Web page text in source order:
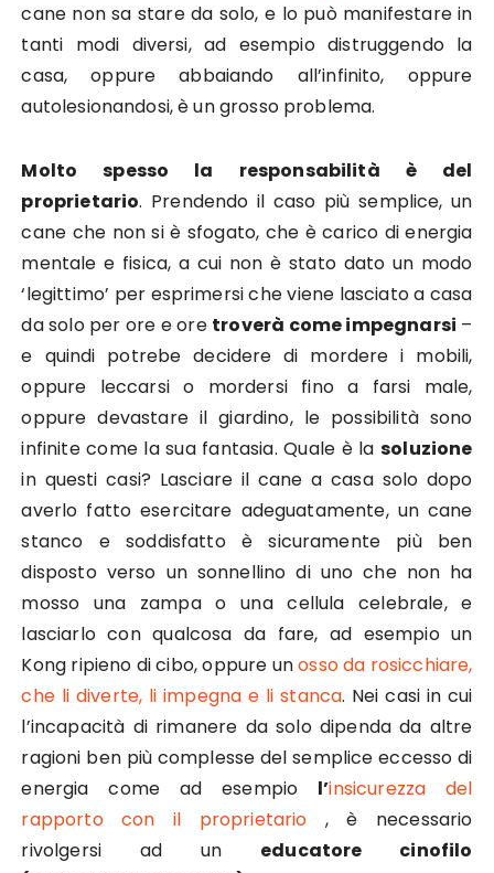
cane non sa stare da solo, e lo può manifestare in
tanti modi diversi, ad esempio distruggendo la
casa, oppure abbaiando all’infinito, oppure
autolesionandosi, è un grosso problema.
Molto spesso la responsabilità è del
proprietario. Prendendo il caso più semplice, un
cane che non si è sfogato, che è carico di energia
mentale e fisica, a cui non è stato dato un modo
‘legittimo’ per esprimersi che viene lasciato a casa
da solo per ore e ore troverà come impegnarsi –
e quindi potrebe decidere di mordere i mobili,
oppure leccarsi o mordersi fino a farsi male,
oppure devastare il giardino, le possibilità sono
infinite come la sua fantasia. Quale è lasoluzione
in questi casi? Lasciare il cane a casa solo dopo
averlo fatto esercitare adeguatamente, un cane
stanco e soddisfatto è sicuramente più ben
disposto verso un sonnellino di uno che non ha
mosso una zampa o una cellula celebrale, e
lasciarlo con qualcosa da fare, ad esempio un
Kong ripieno di cibo, oppure unosso da rosicchiare,
che li diverte, li impegna e li stanca. Nei casi in cui
l’incapacità di rimanere da solo dipenda da altre
ragioni ben più complesse del semplice eccesso di
energia come ad esempio l’insicurezza del
rapporto con il proprietario , è necessario
rivolgersi ad un educatore cinofilo